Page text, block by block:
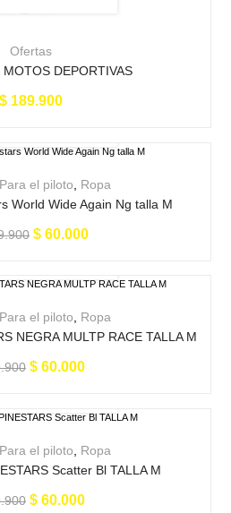
Ofertas
DEPORTIVAS
$189.900
Para el piloto
Ropa
Camiseta Alpinestars World Wide Again Ng talla M
$ 60.000
Para el piloto, Ropa
CAMISETA ALPINESTARS NEGRA MULTP RACE TALLA M
$ 60.000
Para el piloto
Ropa
Scatter Bl TALLA M
$ 60.000